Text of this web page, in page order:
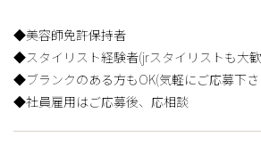
◆美容師免許保持者
◆スタイリスト経験者(jrスタイリストも大
◆ブランクのある方もOK(気軽にご応募下さ
◆社員雇用はご応募後、応相談